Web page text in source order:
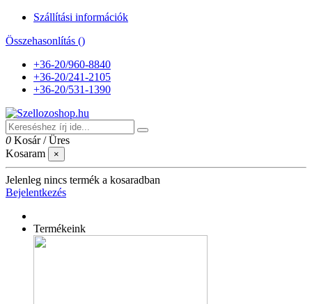
Szállítási információk
Összehasonlítás ()
+36-20/960-8840
+36-20/241-2105
+36-20/531-1390
0 Kosár /Üres
Kosaram
×
Jelenleg nincs termék a kosaradban
Bejelentkezés
Termékeink